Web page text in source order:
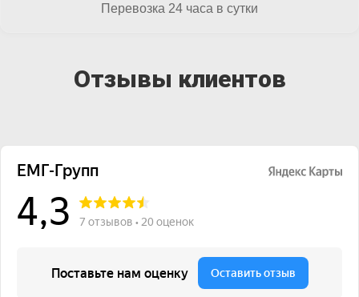
Перевозка 24 часа в сутки
Отзывы клиентов